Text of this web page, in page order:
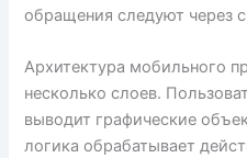
обращения следуют через
Архитектура мобильного
несколько слоев.
выводит графические
логика обрабатывает